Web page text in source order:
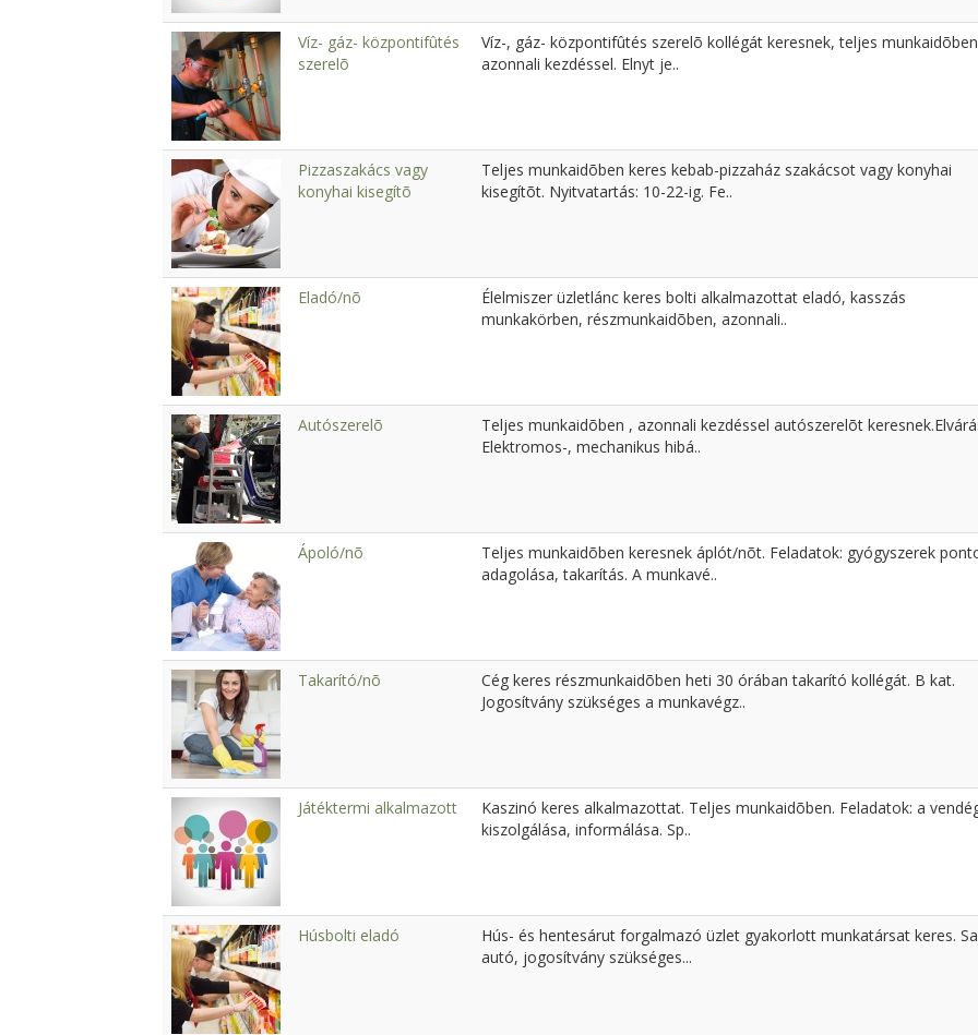
Víz- gáz- központifûtés
szerelõ
Víz-, gáz- központifûtés szerelõ kollégát keresnek, teljes
azonnali kezdéssel. Elnyt je..
Pizzaszakács vagy
konyhai kisegítõ
Teljes munkaidõben keres kebab-pizzaház szakácsot vagy konyhai
kisegítõt. Nyitvatartás: 10-22-ig. Fe..
Eladó/nõ
Élelmiszer üzletlánc keres bolti alkalmazottat eladó, kasszás
munkakörben, részmunkaidõben, azonnali..
Autószerelõ
Teljes munkaidõben , azonnali kezdéssel autószerelõt
Elektromos-, mechanikus hibá..
Ápoló/nõ
Teljes munkaidõben keresnek áplót/nõt. Feladatok: gyógyszerek
adagolása, takarítás. A munkavé..
Takarító/nõ
Cég keres részmunkaidõben heti 30 órában takarító kollégát. B kat.
Jogosítvány szükséges a munkavégz..
Játéktermi alkalmazott
Kaszinó keres alkalmazottat. Teljes munkaidõben. Feladatok: a
kiszolgálása, informálása. Sp..
Húsbolti eladó
Hús- és hentesárut forgalmazó üzlet gyakorlott munkatársat keres.
autó, jogosítvány szükséges...